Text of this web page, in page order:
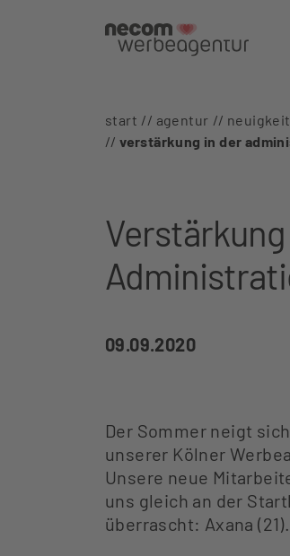
start agentur
verstärkung in der
09.09.2020
Der Sommer neigt
unserer Kölner
Unsere neue
uns gleich an der
überrascht: Axana (21).